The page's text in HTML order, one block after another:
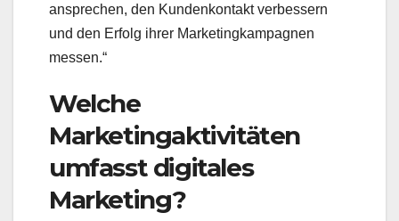
ansprechen, den Kundenkontakt verbessern
und den Erfolg ihrer Marketingkampagnen
messen.“
Welche
Marketingaktivitäten
umfasst digitales
Marketing?